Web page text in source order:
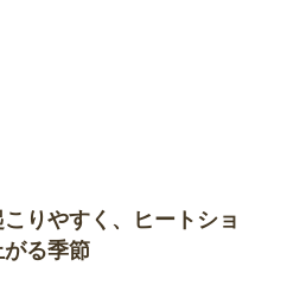
りやすく、ヒートショ
がる季節